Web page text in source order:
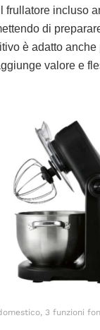
frullatore incluso
di
è adatto
valore e
3 funzioni